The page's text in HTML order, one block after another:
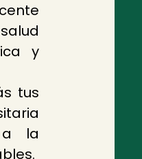
y
tus
a la